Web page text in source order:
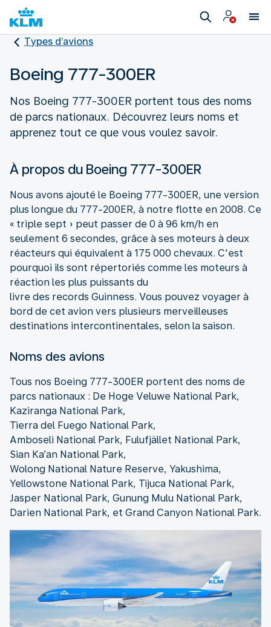
Types d’avions
Boeing 777-300ER
Nos Boeing 777-300ER portent tous des noms
de parcs nationaux. Découvrez leurs noms et
apprenez tout ce que vous voulez savoir.
À propos du Boeing 777-300ER
Nous avons ajouté le Boeing 777-300ER, une version
plus longue du 777-200ER, à notre flotte en 2008. Ce
« triple sept » peut passer de 0 à 96 km/h en
seulement 6 secondes, grâce à ses moteurs à deux
réacteurs qui équivalent à 175 000 chevaux. C'est
pourquoi ils sont répertoriés comme les moteurs à
réaction les plus puissants du
livre des records Guinness. Vous pouvez voyager à
bord de cet avion vers plusieurs merveilleuses
destinations intercontinentales, selon la saison.
Noms des avions
Tous nos Boeing 777-300ER portent des noms de
parcs nationaux : De Hoge Veluwe National Park,
Kaziranga National Park,
Tierra del Fuego National Park,
Amboseli National Park, Fulufjället National Park,
Sian Ka’an National Park,
Wolong National Nature Reserve, Yakushima,
Yellowstone National Park, Tijuca National Park,
Jasper National Park, Gunung Mulu National Park,
Darien National Park, et Grand Canyon National Park.